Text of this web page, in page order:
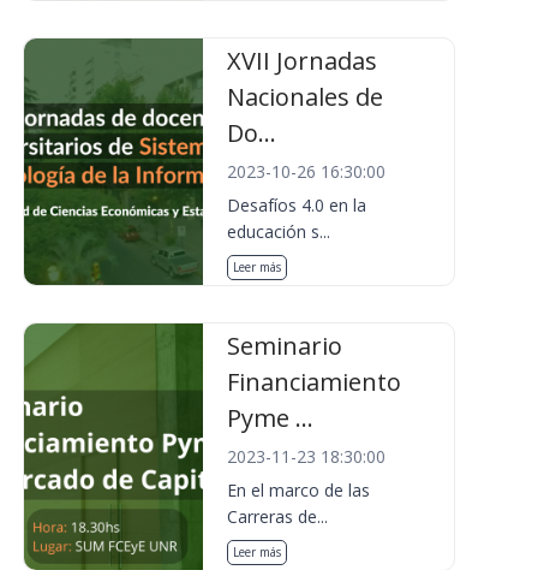
XVII Jornadas
Nacionales de
Do...
2023-10-26 16:30:00
Desafíos 4.0 en la
educación s...
Leer más
Seminario
Financiamiento
Pyme ...
2023-11-23 18:30:00
En el marco de las
Carreras de...
Leer más